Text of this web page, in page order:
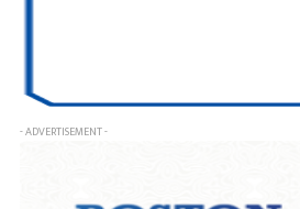
- ADVERTISEMENT -